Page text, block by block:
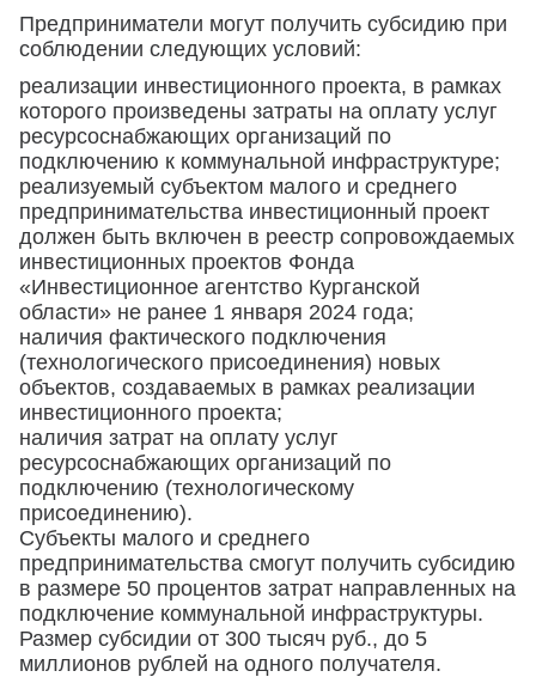
Предприниматели могут получить субсидию при
соблюдении следующих условий:
реализации инвестиционного проекта, в рамках
которого произведены затраты на оплату услуг
ресурсоснабжающих организаций по
подключению к коммунальной инфраструктуре;
реализуемый субъектом малого и среднего
предпринимательства инвестиционный проект
должен быть включен в реестр сопровождаемых
инвестиционных проектов Фонда
«Инвестиционное агентство Курганской
области» не ранее 1 января 2024 года;
наличия фактического подключения
(технологического присоединения) новых
объектов, создаваемых в рамках реализации
инвестиционного проекта;
наличия затрат на оплату услуг
ресурсоснабжающих организаций по
подключению (технологическому
присоединению).
Субъекты малого и среднего
предпринимательства смогут получить субсидию
в размере 50 процентов затрат направленных на
подключение коммунальной инфраструктуры.
Размер субсидии от 300 тысяч руб., до 5
миллионов рублей на одного получателя.